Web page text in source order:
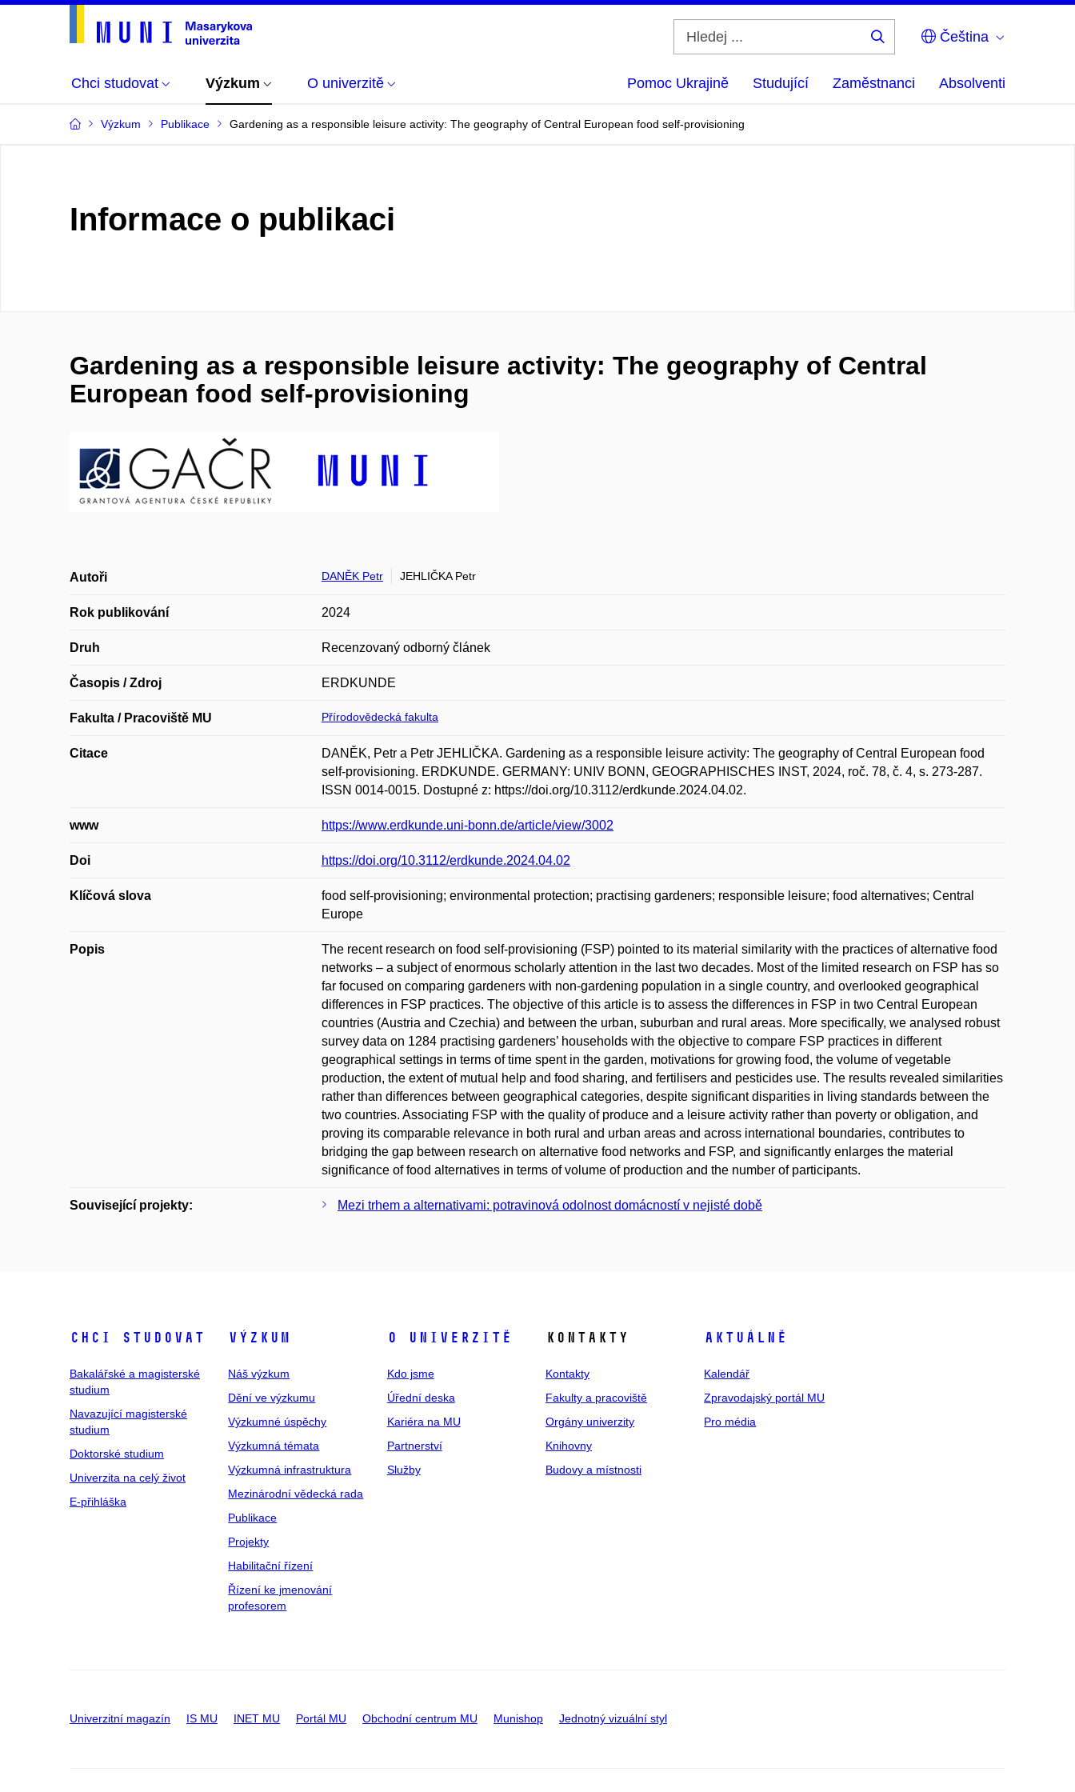
Čeština
Chci studovat Výzkum O univerzitě Pomoc Ukrajině Studující Zaměstnanci Absolventi
Výzkum Publikace Gardening as a responsible leisure activity: The geography of Central European food self-provisioning
Informace o publikaci
Gardening as a responsible leisure activity: The geography of Central
European food self-provisioning
Autoři DANĚK Petr JEHLIČKA Petr
Rok publikování 2024
Druh Recenzovaný odborný článek
Časopis / Zdroj ERDKUNDE
Fakulta / Pracoviště MU Přírodovědecká fakulta
Citace
DANĚK, Petr a Petr JEHLIČKA. Gardening as a responsible leisure activity: The geography of Central European food
self-provisioning. ERDKUNDE. GERMANY: UNIV BONN, GEOGRAPHISCHES INST, 2024, roč. 78, č. 4, s. 273-287.
ISSN 0014-0015. Dostupné z: https://doi.org/10.3112/erdkunde.2024.04.02.
www https://www.erdkunde.uni-bonn.de/article/view/3002
Doi https://doi.org/10.3112/erdkunde.2024.04.02
Klíčová slova
food self-provisioning; environmental protection; practising gardeners; responsible leisure; food alternatives; Central
Europe
Popis
The recent research on food self-provisioning (FSP) pointed to its material similarity with the practices of alternative food
networks – a subject of enormous scholarly attention in the last two decades. Most of the limited research on FSP has so
far focused on comparing gardeners with non-gardening population in a single country, and overlooked geographical
differences in FSP practices. The objective of this article is to assess the differences in FSP in two Central European
countries (Austria and Czechia) and between the urban, suburban and rural areas. More specifically, we analysed robust
survey data on 1284 practising gardeners’ households with the objective to compare FSP practices in different
geographical settings in terms of time spent in the garden, motivations for growing food, the volume of vegetable
production, the extent of mutual help and food sharing, and fertilisers and pesticides use. The results revealed similarities
rather than differences between geographical categories, despite significant disparities in living standards between the
two countries. Associating FSP with the quality of produce and a leisure activity rather than poverty or obligation, and
proving its comparable relevance in both rural and urban areas and across international boundaries, contributes to
bridging the gap between research on alternative food networks and FSP, and significantly enlarges the material
significance of food alternatives in terms of volume of production and the number of participants.
Související projekty: Mezi trhem a alternativami: potravinová odolnost domácností v nejisté době
Chci studovat
Bakalářské a magisterské
studium
Navazující magisterské
studium
Doktorské studium
Univerzita na celý život
E-přihláška
Výzkum
Náš výzkum
Dění ve výzkumu
Výzkumné úspěchy
Výzkumná témata
Výzkumná infrastruktura
Mezinárodní vědecká rada
Publikace
Projekty
Habilitační řízení
Řízení ke jmenování
profesorem
O univerzitě
Kdo jsme
Úřední deska
Kariéra na MU
Partnerství
Služby
Kontakty
Kontakty
Fakulty a pracoviště
Orgány univerzity
Knihovny
Budovy a místnosti
Aktuálně
Kalendář
Zpravodajský portál MU
Pro média
Univerzitní magazín IS MU INET MU Portál MU Obchodní centrum MU Munishop Jednotný vizuální styl